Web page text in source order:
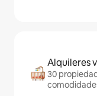
Alquileres
30